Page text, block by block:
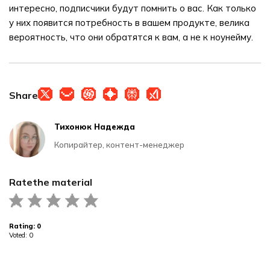
интересно, подписчики будут помнить о вас. Как только
у них появится потребность в вашем продукте, велика
вероятность, что они обратятся к вам, а не к ноунейму.
Share
Ratethe material
Rating: 0
Voted: 0
Тихонюк Надежда
Копирайтер, контент-менеджер